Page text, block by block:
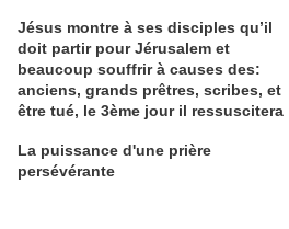
Jésus montre à ses disciples qu’il
doit partir pour Jérusalem et
beaucoup souffrir à causes des:
anciens, grands prêtres, scribes, et
être tué, le 3ème jour il ressuscitera
La puissance d'une prière
persévérante